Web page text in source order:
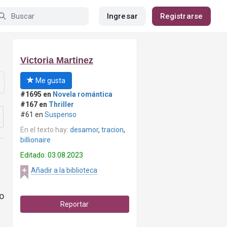
Ingresar Registrarse
Victoria Martinez
Me gusta
#1695 en Novela romántica
#167 en Thriller
#61 en Suspenso
En el texto hay: desamor, tracion,
billionaire
Editado: 03.08.2023
Añadir a la biblioteca
Reportar